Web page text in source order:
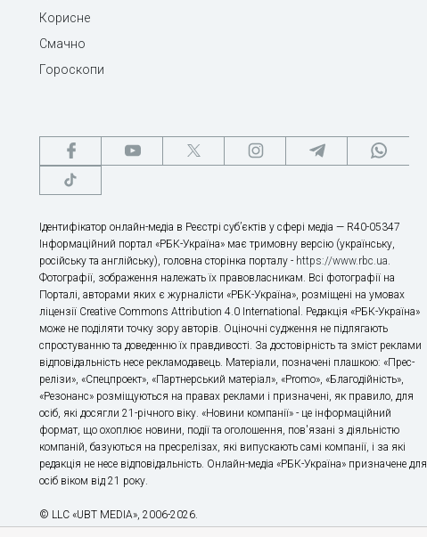
Корисне
Смачно
Гороскопи
Ідентифікатор онлайн-медіа в Реєстрі суб’єктів у сфері медіа — R40-05347
Інформаційний портал «РБК-Україна» має тримовну версію (українську,
російську та англійську), головна сторінка порталу - https://www.rbc.ua.
Фотографії, зображення належать їх правовласникам. Всі фотографії на
Порталі, авторами яких є журналісти «РБК-Україна», розміщені на умовах
ліцензії Creative Commons Attribution 4.0 International. Редакція «РБК-Україна»
може не поділяти точку зору авторів. Оціночні судження не підлягають
спростуванню та доведенню їх правдивості. За достовірність та зміст реклами
відповідальність несе рекламодавець. Матеріали, позначені плашкою: «Прес-
релізи», «Спецпроект», «Партнерський матеріал», «Promo», «Благодійність»,
«Резонанс» розміщуються на правах реклами і призначені, як правило, для
осіб, які досягли 21-річного віку. «Новини компанії» - це інформаційний
формат, що охоплює новини, події та оголошення, пов'язані з діяльністю
компаній, базуються на пресрелізах, які випускають самі компанії, і за які
редакція не несе відповідальність. Онлайн-медіа «РБК-Україна» призначене для
осіб віком від 21 року.
© LLC «UBT MEDIA», 2006-2026.